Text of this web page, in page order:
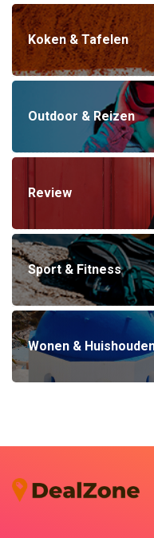
Koken & Tafelen
Outdoor & Reizen
Review
Sport & Fitness
Wonen &